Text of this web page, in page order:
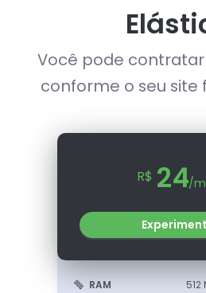
Você pode
conforme o seu site
R$ 24/
RAM
512